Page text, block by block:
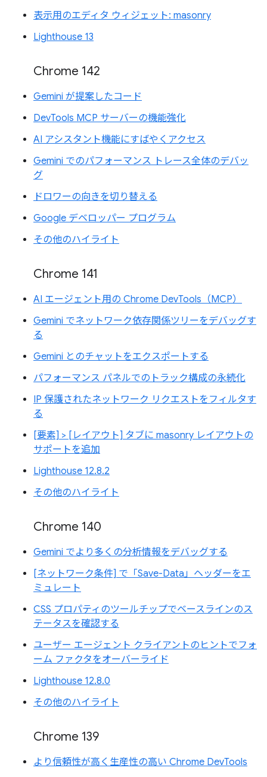
表示用のエディタ ウィジェット: masonry
Lighthouse 13
Chrome 142
Gemini が提案したコード
DevTools MCP サーバーの機能強化
AI アシスタント機能にすばやくアクセス
Gemini でのパフォーマンス トレース全体のデバッ
グ
ドロワーの向きを切り替える
Google デベロッパー プログラム
その他のハイライト
Chrome 141
AI エージェント用の Chrome DevTools（MCP）
Gemini でネットワーク依存関係ツリーをデバッグす
る
Gemini とのチャットをエクスポートする
パフォーマンス パネルでのトラック構成の永続化
IP 保護されたネットワーク リクエストをフィルタす
る
[要素] > [レイアウト] タブに masonry レイアウトの
サポートを追加
Lighthouse 12.8.2
その他のハイライト
Chrome 140
Gemini でより多くの分析情報をデバッグする
[ネットワーク条件] で「Save-Data」ヘッダーをエ
ミュレート
CSS プロパティのツールチップでベースラインのス
テータスを確認する
ユーザー エージェント クライアントのヒントでフォ
ーム ファクタをオーバーライド
Lighthouse 12.8.0
その他のハイライト
Chrome 139
より信頼性が高く生産性の高い Chrome DevTools